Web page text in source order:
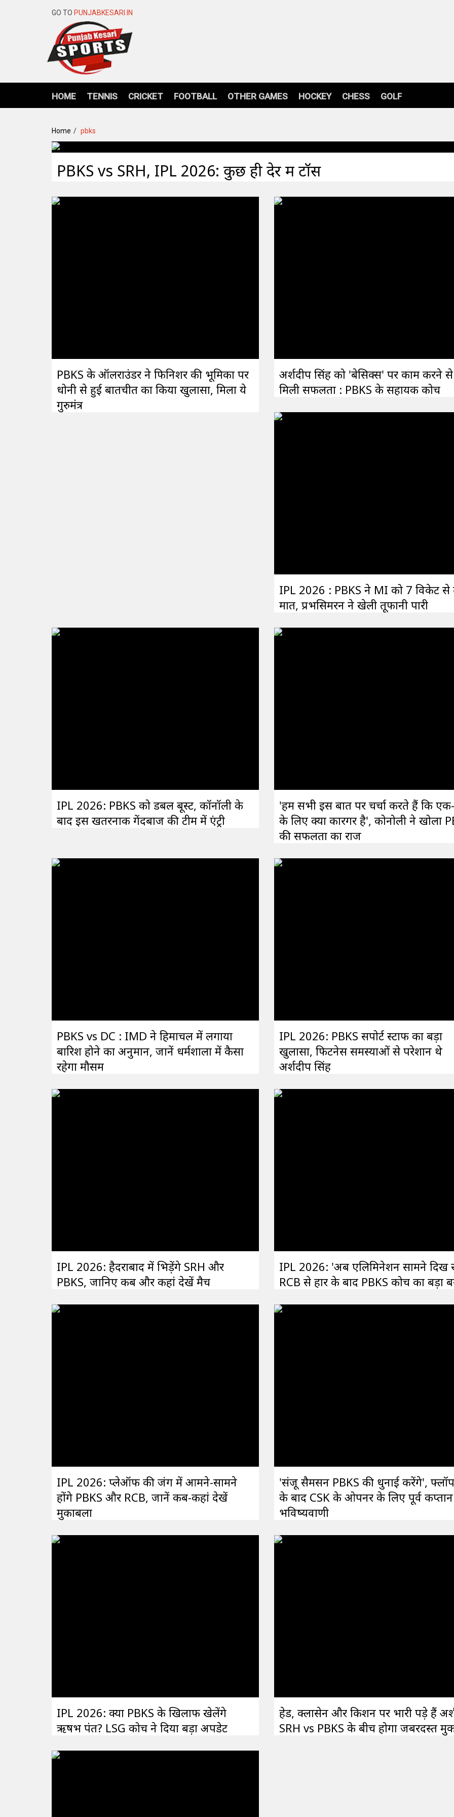
GO TO PUNJABKESARI.IN
HOME TENNIS CRICKET FOOTBALL OTHER GAMES HOCKEY CHESS GOLF
Home pbks
PBKS vs SRH, IPL 2026: कुछ ही देर में टॉस
PBKS के ऑलराउंडर ने फिनिशर की भूमिका पर
धोनी से हुई बातचीत का किया खुलासा, मिला ये
गुरुमंत्र
अर्शदीप सिंह को 'बेसिक्स' पर काम करने से
मिली सफलता : PBKS के सहायक कोच
IPL 2026 : PBKS ने MI को 7 विकेट से
मात, प्रभसिमरन ने खेली तूफानी पारी
IPL 2026: PBKS को डबल बूस्ट, कॉनॉली के
बाद इस खतरनाक गेंदबाज की टीम में एंट्री
'हम सभी इस बात पर चर्चा करते हैं कि
के लिए क्या कारगर है', कोनोली ने खोला
की सफलता का राज
PBKS vs DC : IMD ने हिमाचल में लगाया
बारिश होने का अनुमान, जानें धर्मशाला में कैसा
रहेगा मौसम
IPL 2026: PBKS सपोर्ट स्टाफ का बड़ा
खुलासा, फिटनेस समस्याओं से परेशान थे
अर्शदीप सिंह
IPL 2026: हैदराबाद में भिड़ेंगे SRH और
PBKS, जानिए कब और कहां देखें मैच
IPL 2026: 'अब एलिमिनेशन सामने दिख
RCB से हार के बाद PBKS कोच का बड़ा
IPL 2026: प्लेऑफ की जंग में आमने-सामने
होंगे PBKS और RCB, जानें कब-कहां देखें
मुकाबला
'संजू सैमसन PBKS की धुनाई करेंगे',
के बाद CSK के ओपनर के लिए पूर्व
भविष्यवाणी
IPL 2026: क्या PBKS के खिलाफ खेलेंगे
ऋषभ पंत? LSG कोच ने दिया बड़ा अपडेट
हेड, क्लासेन और किशन पर भारी पड़े हैं
SRH vs PBKS के बीच होगा जबरदस्त